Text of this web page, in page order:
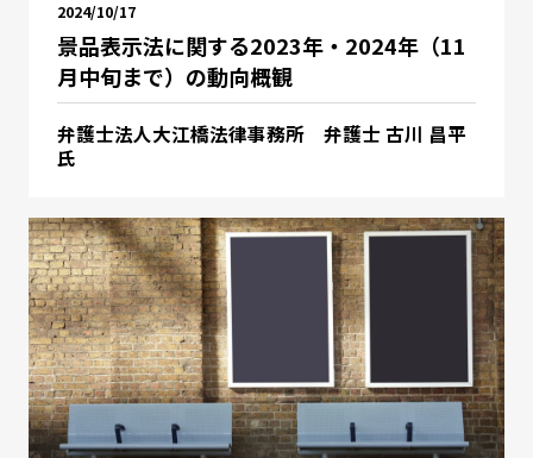
2024/10/17
景品表示法に関する2023年・2024年（11
月中旬まで）の動向概観
弁護士法人大江橋法律事務所 弁護士 古川 昌平
氏